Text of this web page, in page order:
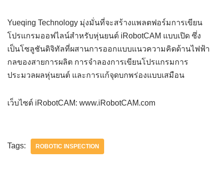
Yueqing Technology มุ่งมั่นที่จะสร้างแพลตฟอร์มการเขียน
โปรแกรมออฟไลน์สำหรับหุ่นยนต์ iRobotCAM แบบเปิด ซึ่ง
เป็นโซลูชันดิจิทัลที่ผสานการออกแบบแนวความคิดด้านไฟฟ้า
กลของสายการผลิต การจำลองการเขียนโปรแกรมการ
ประมวลผลหุ่นยนต์ และการแก้จุดบกพร่องแบบเสมือน
เว็บไซต์ iRobotCAM: www.iRobotCAM.com
Tags: ROBOTIC INSPECTION